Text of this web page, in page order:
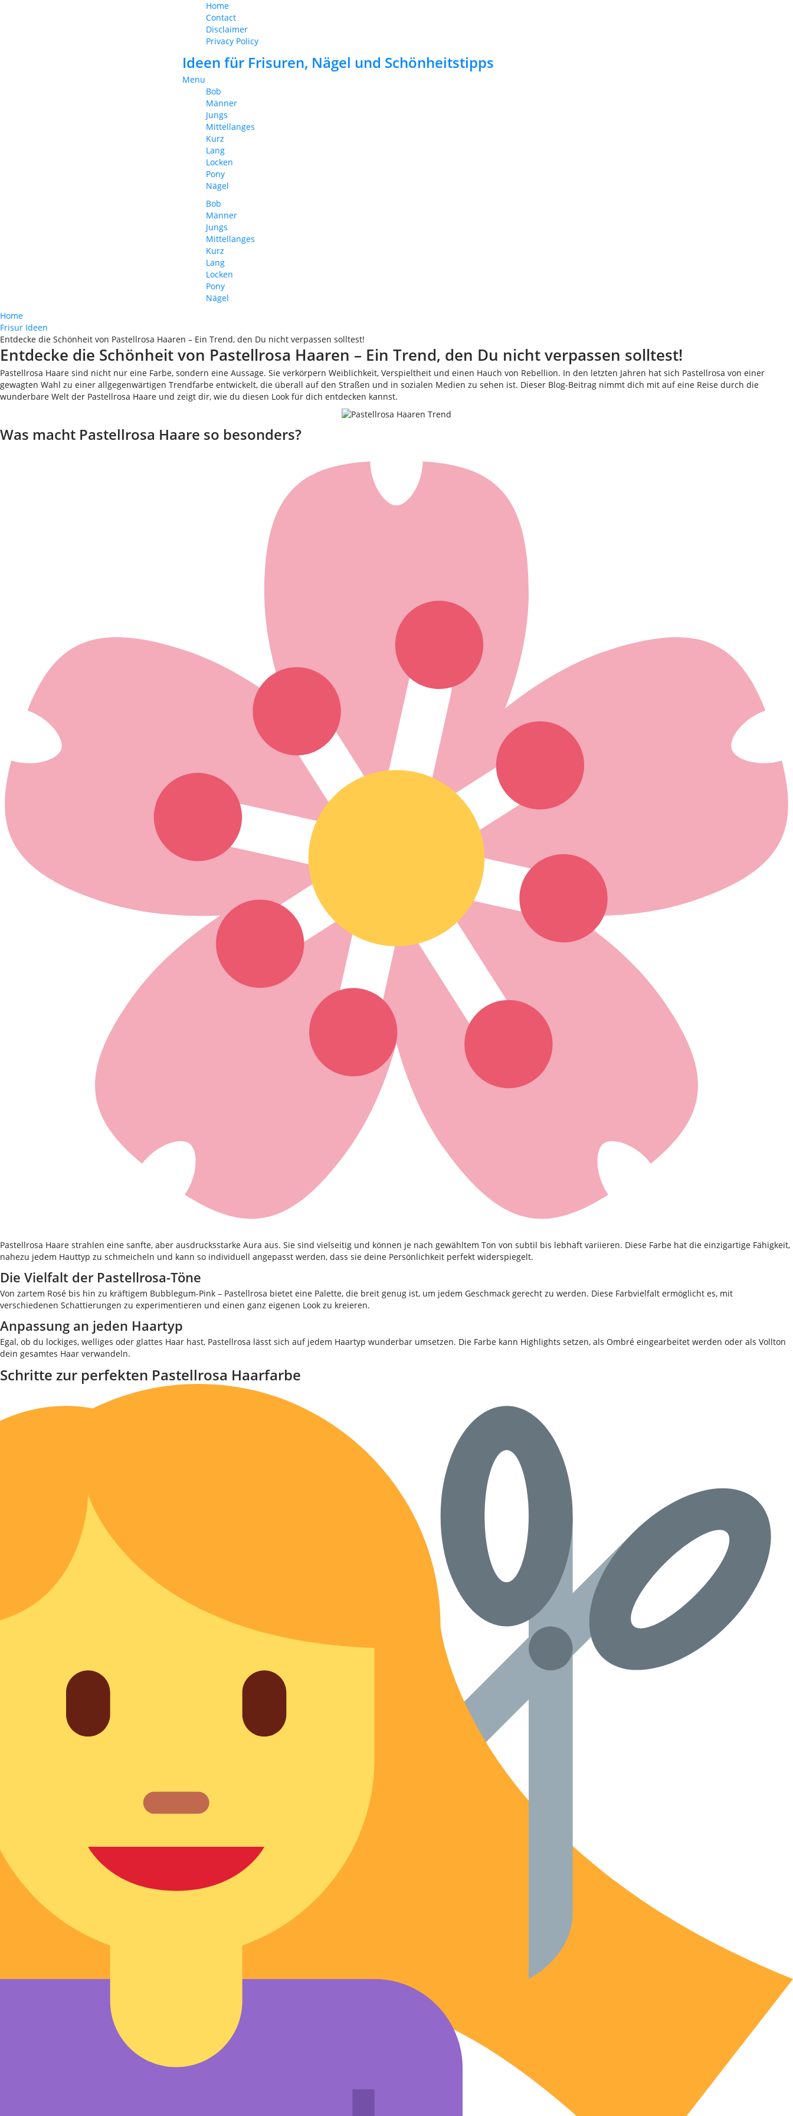
Home
Contact
Disclaimer
Privacy Policy
Ideen für Frisuren, Nägel und Schönheitstipps
Menu
Bob
Männer
Jungs
Mittellanges
Kurz
Lang
Locken
Pony
Nägel
Bob
Männer
Jungs
Mittellanges
Kurz
Lang
Locken
Pony
Nägel
Home
Frisur Ideen
Entdecke die Schönheit von Pastellrosa Haaren – Ein Trend, den Du nicht verpassen solltest!
Entdecke die Schönheit von Pastellrosa Haaren – Ein Trend, den Du nicht verpassen solltest!
Pastellrosa Haare sind nicht nur eine Farbe, sondern eine Aussage. Sie verkörpern Weiblichkeit, Verspieltheit und einen Hauch von Rebellion. In den letzten Jahren hat sich Pastellrosa von einer
gewagten Wahl zu einer allgegenwärtigen Trendfarbe entwickelt, die überall auf den Straßen und in sozialen Medien zu sehen ist. Dieser Blog-Beitrag nimmt dich mit auf eine Reise durch die
wunderbare Welt der Pastellrosa Haare und zeigt dir, wie du diesen Look für dich entdecken kannst.
Was macht Pastellrosa Haare so besonders?
Pastellrosa Haare strahlen eine sanfte, aber ausdrucksstarke Aura aus. Sie sind vielseitig und können je nach gewähltem Ton von subtil bis lebhaft variieren. Diese Farbe hat die einzigartige Fähigkeit,
nahezu jedem Hauttyp zu schmeicheln und kann so individuell angepasst werden, dass sie deine Persönlichkeit perfekt widerspiegelt.
Die Vielfalt der Pastellrosa-Töne
Von zartem Rosé bis hin zu kräftigem Bubblegum-Pink – Pastellrosa bietet eine Palette, die breit genug ist, um jedem Geschmack gerecht zu werden. Diese Farbvielfalt ermöglicht es, mit
verschiedenen Schattierungen zu experimentieren und einen ganz eigenen Look zu kreieren.
Anpassung an jeden Haartyp
Egal, ob du lockiges, welliges oder glattes Haar hast, Pastellrosa lässt sich auf jedem Haartyp wunderbar umsetzen. Die Farbe kann Highlights setzen, als Ombré eingearbeitet werden oder als Vollton
dein gesamtes Haar verwandeln.
Schritte zur perfekten Pastellrosa Haarfarbe